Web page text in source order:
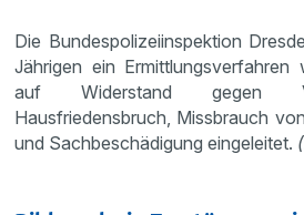
Die Bundespolizeiinspektion
Jährigen ein Ermittlungsverfahren
auf Widerstand gegen
Hausfriedensbruch, Missbrauch
und Sachbeschädigung eingeleitet.